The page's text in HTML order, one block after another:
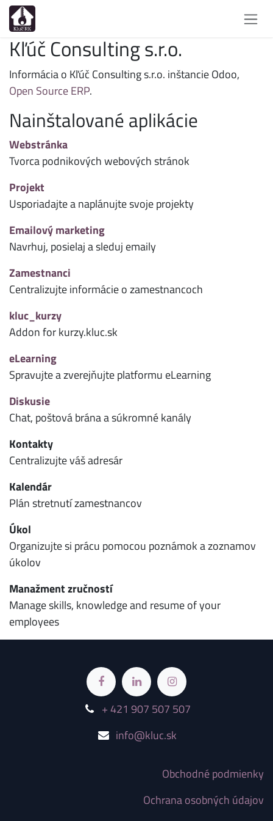
Skip to Content
Kľúč Consulting s.r.o.
Informácia o Kľúč Consulting s.r.o. inštancie Odoo,
Open Source ERP.
Nainštalované aplikácie
Webstránka
Tvorca podnikových webových stránok
Projekt
Usporiadajte a naplánujte svoje projekty
Emailový marketing
Navrhuj, posielaj a sleduj emaily
Zamestnanci
Centralizujte informácie o zamestnancoch
kluc_kurzy
Addon for kurzy.kluc.sk
eLearning
Spravujte a zverejňujte platformu eLearning
Diskusie
Chat, poštová brána a súkromné kanály
Kontakty
Centralizujte váš adresár
Kalendár
Plán stretnutí zamestnancov
Úkol
Organizujte si prácu pomocou poznámok a zoznamov
úkolov
Manažment zručností
Manage skills, knowledge and resume of your
employees
+ 421 907 507 507
info@kluc.sk
Obchodné podmienky
Ochrana osobných údajov